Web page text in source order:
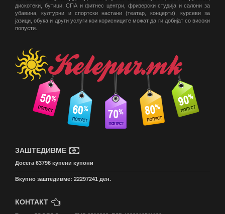
дискотеки, бутици, СПА и фитнес центри, фризерски студија и салони за
убавина, културни и спортски настани (театар, концерти), курсеви за
јазици, обука и други услуги кои корисниците можат да ги добијат со високи
попусти.
ЗАШТЕДИВМЕ
Досега 63796 купени купони
Вкупно заштедивме: 22297241 ден.
КОНТАКТ